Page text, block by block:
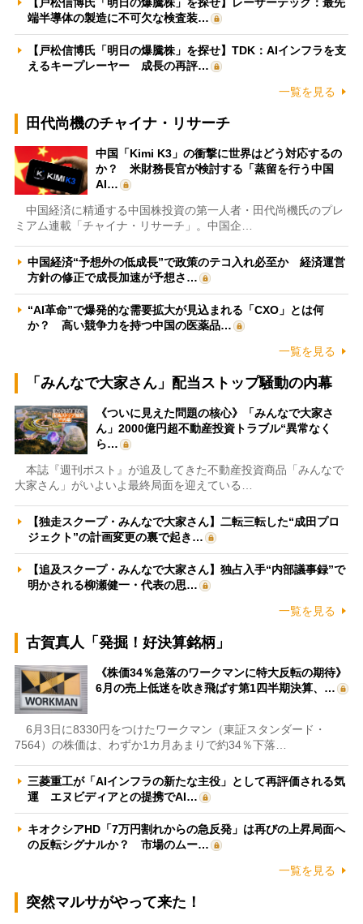
端半導体の製造に不可欠な検査装…
【戸松信博氏「明日の爆騰株」を探せ】TDK：AIインフラを支
えるキープレーヤー 成長の再評…
一覧を見る
田代尚機のチャイナ・リサーチ
中国「Kimi K3」の衝撃に世界はどう対応するの
か？ 米財務長官が検討する「蒸留を行う中国
AI…
中国経済に精通する中国株投資の第一人者・田代尚機氏のプレ
ミアム連載「チャイナ・リサーチ」。中国企…
中国経済“予想外の低成長”で政策のテコ入れ必至か 経済運営
方針の修正で成長加速が予想さ…
“AI革命”で爆発的な需要拡大が見込まれる「CXO」とは何
か？ 高い競争力を持つ中国の医薬品…
一覧を見る
「みんなで大家さん」配当ストップ騒動の内幕
《ついに見えた問題の核心》「みんなで大家さ
ん」2000億円超不動産投資トラブル“異常なく
ら…
本誌『週刊ポスト』が追及してきた不動産投資商品「みんなで
大家さん」がいよいよ最終局面を迎えている…
【独走スクープ・みんなで大家さん】二転三転した“成田プロ
ジェクト”の計画変更の裏で起き…
【追及スクープ・みんなで大家さん】独占入手“内部議事録”で
明かされる柳瀬健一・代表の思…
一覧を見る
古賀真人「発掘！好決算銘柄」
《株価34％急落のワークマンに特大反転の期待》
6月の売上低迷を吹き飛ばす第1四半期決算、…
6月3日に8330円をつけたワークマン（東証スタンダード・
7564）の株価は、わずか1カ月あまりで約34％下落…
三菱重工が「AIインフラの新たな主役」として再評価される気
運 エヌビディアとの提携でAI…
キオクシアHD「7万円割れからの急反発」は再びの上昇局面へ
の反転シグナルか？ 市場のムー…
一覧を見る
突然マルサがやって来た！